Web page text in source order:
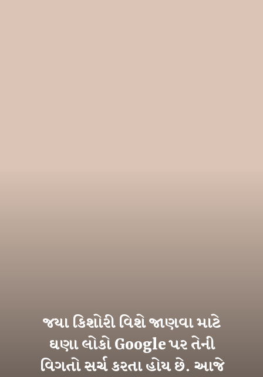
જયા કિશોરી વિશે જાણવા માટે
ઘણા લોકો Google પર તેની
વિગતો સર્ચ કરતા હોય છે. આજે